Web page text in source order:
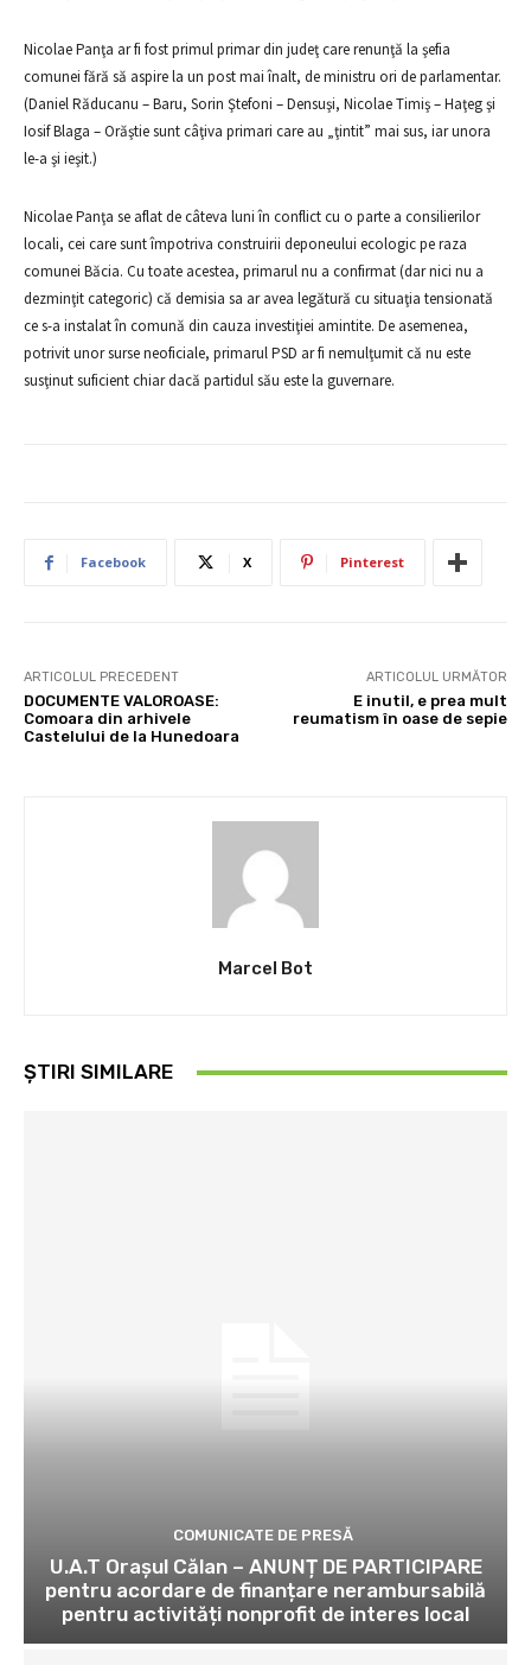
Nicolae Panţa ar fi fost primul primar din judeţ care renunţă la şefia
comunei fără să aspire la un post mai înalt, de ministru ori de parlamentar.
(Daniel Răducanu – Baru, Sorin Ştefoni – Densuşi, Nicolae Timiş – Haţeg şi
Iosif Blaga – Orăştie sunt câţiva primari care au „ţintit” mai sus, iar unora
le-a şi ieşit.)
Nicolae Panţa se aflat de câteva luni în conflict cu o parte a consilierilor
locali, cei care sunt împotriva construirii deponeului ecologic pe raza
comunei Băcia. Cu toate acestea, primarul nu a confirmat (dar nici nu a
dezminţit categoric) că demisia sa ar avea legătură cu situaţia tensionată
ce s-a instalat în comună din cauza investiţiei amintite. De asemenea,
potrivit unor surse neoficiale, primarul PSD ar fi nemulţumit că nu este
susţinut suficient chiar dacă partidul său este la guvernare.
Facebook X Pinterest
ARTICOLUL PRECEDENT
DOCUMENTE VALOROASE:
Comoara din arhivele
Castelului de la Hunedoara
ARTICOLUL URMĂTOR
E inutil, e prea mult
reumatism în oase de sepie
Marcel Bot
ȘTIRI SIMILARE
COMUNICATE DE PRESĂ
U.A.T Orașul Călan – ANUNȚ DE PARTICIPARE
pentru acordare de finanțare nerambursabilă
pentru activități nonprofit de interes local